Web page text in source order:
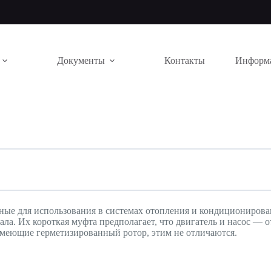
Документы Контакты
для использования в системах отопления и
Их короткая муфта предполагает, что двигатель и насос —
герметизированный ротор, этим не отличаются.